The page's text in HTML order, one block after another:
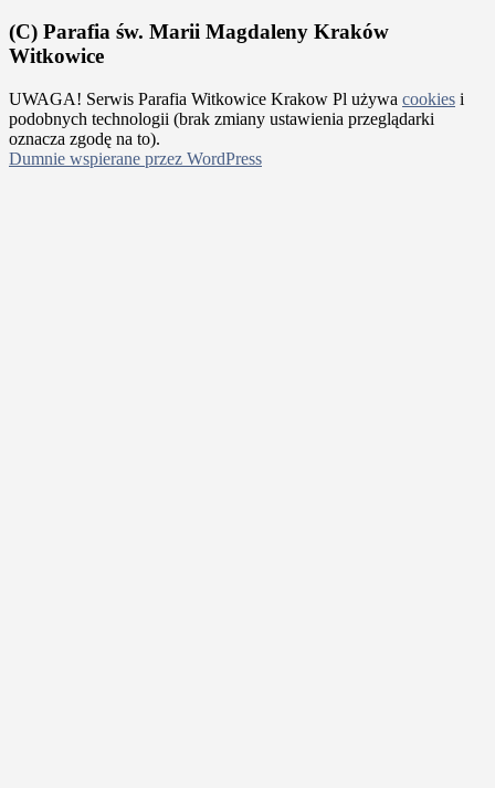
(C) Parafia św. Marii Magdaleny Kraków
Witkowice
UWAGA! Serwis Parafia Witkowice Krakow Pl używa cookies i
podobnych technologii (brak zmiany ustawienia przeglądarki
oznacza zgodę na to).
Dumnie wspierane przez WordPress